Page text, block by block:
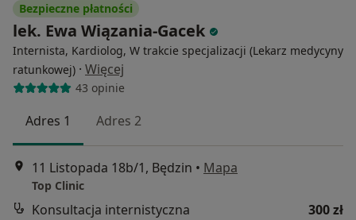
Bezpieczne płatności
lek. Ewa Wiązania-Gacek
Internista, Kardiolog, W trakcie specjalizacji (Lekarz medycyny
ratunkowej) · Więcej
43 opinie
Adres 1 Adres 2
11 Listopada 18b/1, Będzin • Mapa
Top Clinic
Konsultacja internistyczna
300 zł